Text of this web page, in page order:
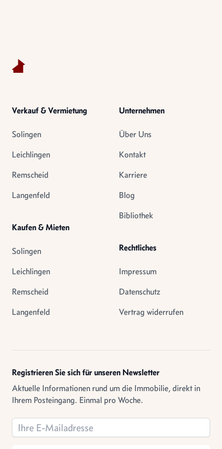
Verkauf & Vermietung
Solingen
Leichlingen
Remscheid
Langenfeld
Kaufen & Mieten
Solingen
Leichlingen
Remscheid
Langenfeld
Unternehmen
Über Uns
Kontakt
Karriere
Blog
Bibliothek
Rechtliches
Impressum
Datenschutz
Vertrag widerrufen
Registrieren Sie sich für unseren Newsletter
Aktuelle Informationen rund um die Immobilie, direkt in
Ihrem Posteingang. Einmal pro Woche.
Email address